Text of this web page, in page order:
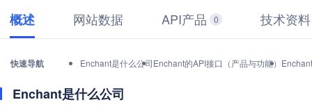
概述 网站数据 API产品 0 技术资料
快速导航 Enchant是什么公司Enchant的API接口（产品与功能）
Enchant是什么公司